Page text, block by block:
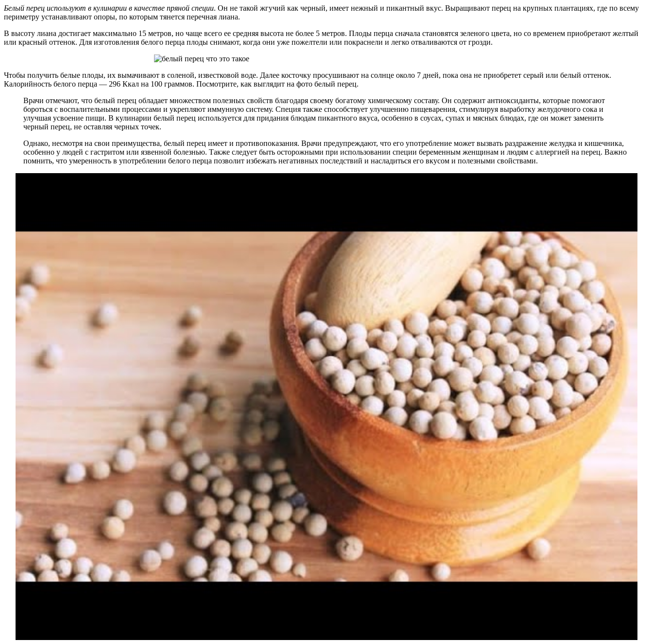
Белый перец используют в кулинарии в качестве пряной специи. Он не такой жгучий как черный, имеет нежный и пикантный вкус. Выращивают перец на крупных плантациях, где по всему
периметру устанавливают опоры, по которым тянется перечная лиана.
В высоту лиана достигает максимально 15 метров, но чаще всего ее средняя высота не более 5 метров. Плоды перца сначала становятся зеленого цвета, но со временем приобретают желтый
или красный оттенок. Для изготовления белого перца плоды снимают, когда они уже пожелтели или покраснели и легко отваливаются от грозди.
Чтобы получить белые плоды, их вымачивают в соленой, известковой воде. Далее косточку просушивают на солнце около 7 дней, пока она не приобретет серый или белый оттенок.
Калорийность белого перца — 296 Ккал на 100 граммов. Посмотрите, как выглядит на фото белый перец.
Врачи отмечают, что белый перец обладает множеством полезных свойств благодаря своему богатому химическому составу. Он содержит антиоксиданты, которые помогают
бороться с воспалительными процессами и укрепляют иммунную систему. Специя также способствует улучшению пищеварения, стимулируя выработку желудочного сока и
улучшая усвоение пищи. В кулинарии белый перец используется для придания блюдам пикантного вкуса, особенно в соусах, супах и мясных блюдах, где он может заменить
черный перец, не оставляя черных точек.
Однако, несмотря на свои преимущества, белый перец имеет и противопоказания. Врачи предупреждают, что его употребление может вызвать раздражение желудка и кишечника,
особенно у людей с гастритом или язвенной болезнью. Также следует быть осторожными при использовании специи беременным женщинам и людям с аллергией на перец. Важно
помнить, что умеренность в употреблении белого перца позволит избежать негативных последствий и насладиться его вкусом и полезными свойствами.